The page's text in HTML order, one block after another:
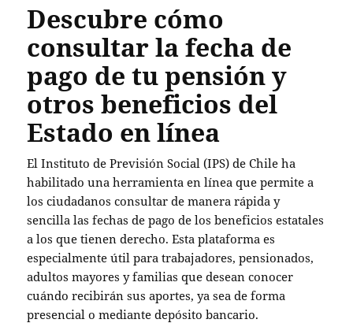
Descubre cómo
consultar la fecha de
pago de tu pensión y
otros beneficios del
Estado en línea
El Instituto de Previsión Social (IPS) de Chile ha
habilitado una herramienta en línea que permite a
los ciudadanos consultar de manera rápida y
sencilla las fechas de pago de los beneficios estatales
a los que tienen derecho. Esta plataforma es
especialmente útil para trabajadores, pensionados,
adultos mayores y familias que desean conocer
cuándo recibirán sus aportes, ya sea de forma
presencial o mediante depósito bancario.